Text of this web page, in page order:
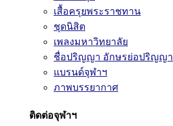
เสื้อครุยพระราชทาน
ชุดนิสิต
เพลงมหาวิทยาลัย
ชื่อปริญญา อักษรย่อปริญญา
แบรนด์จุฬาฯ
ภาพบรรยากาศ
ติดต่อจุฬาฯ